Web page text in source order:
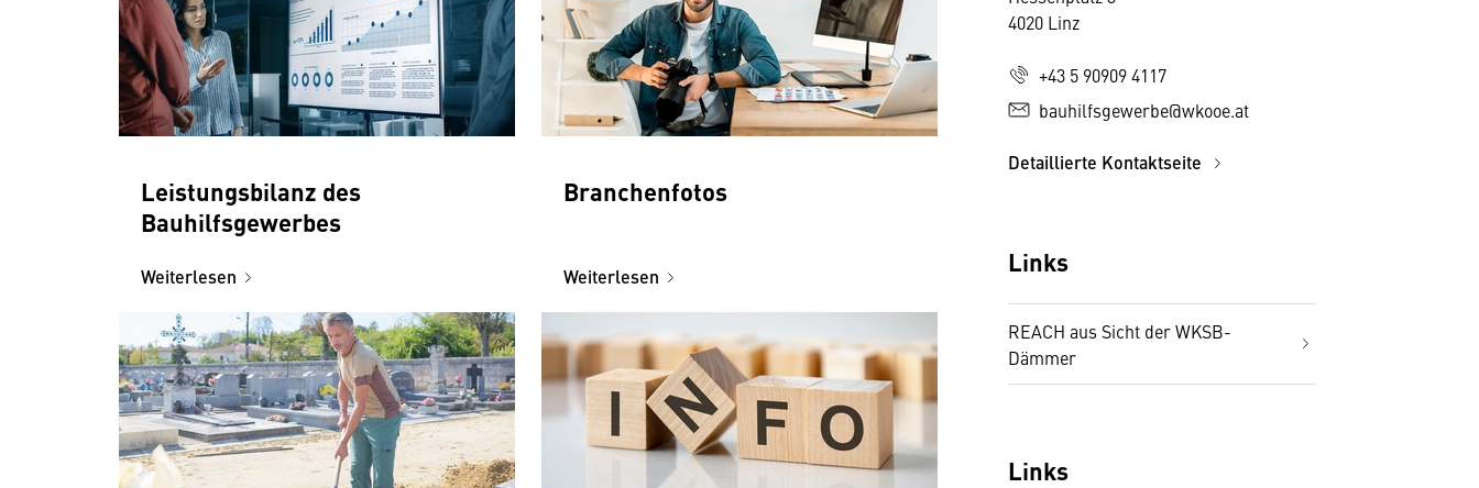
Leistungsbilanz des
Bauhilfsgewerbes
Weiterlesen
Branchenfotos
Weiterlesen
4020 Linz
+43 5 90909 4117
bauhilfsgewerbe@wkooe.at
Detaillierte Kontaktseite
Links
REACH aus Sicht der WKSB-
Dämmer
Links